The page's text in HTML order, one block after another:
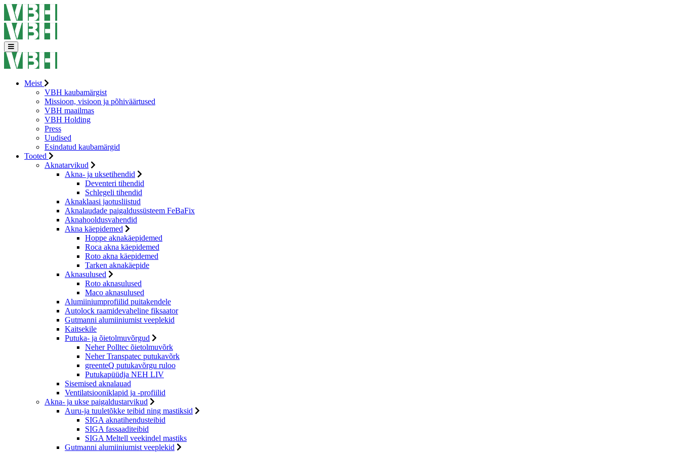
Meist
VBH kaubamärgist
Missioon, visioon ja põhiväärtused
VBH maailmas
VBH Holding
Press
Uudised
Esindatud kaubamärgid
Tooted
Aknatarvikud
Akna- ja uksetihendid
Deventeri tihendid
Schlegeli tihendid
Aknaklaasi jaotusliistud
Aknalaudade paigaldussüsteem FeBaFix
Aknahooldusvahendid
Akna käepidemed
Hoppe aknakäepidemed
Roca akna käepidemed
Roto akna käepidemed
Tarken aknakäepide
Aknasulused
Roto aknasulused
Maco aknasulused
Alumiiniumprofiilid puitakendele
Autolock raamidevaheline fiksaator
Gutmanni alumiiniumist veeplekid
Kaitsekile
Putuka- ja õietolmuvõrgud
Neher Polltec õietolmuvõrk
Neher Transpatec putukavõrk
greenteQ putukavõrgu ruloo
Putukapüüdja NEH LIV
Sisemised aknalauad
Ventilatsiooniklapid ja -profiilid
Akna- ja ukse paigaldustarvikud
Auru-ja tuuletõkke teibid ning mastiksid
SIGA aknatihendusteibid
SIGA fassaaditeibid
SIGA Meltell veekindel mastiks
Gutmanni alumiiniumist veeplekid